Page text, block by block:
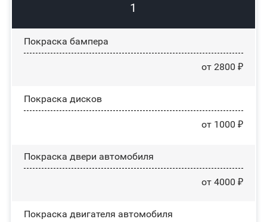
1
Покраска бампера
от 2800 ₽
Покраска дисков
от 1000 ₽
Покраска двери автомобиля
от 4000 ₽
Покраска двигателя автомобиля